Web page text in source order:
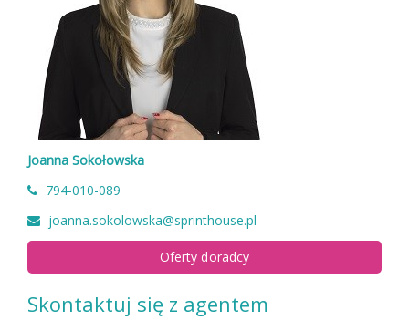
Joanna Sokołowska
794-010-089
joanna.sokolowska@sprinthouse.pl
Oferty doradcy
Skontaktuj się z agentem